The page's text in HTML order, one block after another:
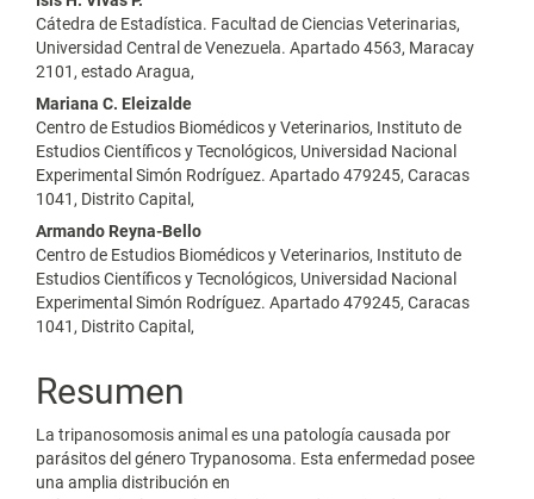
Cátedra de Estadística. Facultad de Ciencias Veterinarias,
Universidad Central de Venezuela. Apartado 4563, Maracay
2101, estado Aragua,
Mariana C. Eleizalde
Centro de Estudios Biomédicos y Veterinarios, Instituto de
Estudios Científicos y Tecnológicos, Universidad Nacional
Experimental Simón Rodríguez. Apartado 479245, Caracas
1041, Distrito Capital,
Armando Reyna-Bello
Centro de Estudios Biomédicos y Veterinarios, Instituto de
Estudios Científicos y Tecnológicos, Universidad Nacional
Experimental Simón Rodríguez. Apartado 479245, Caracas
1041, Distrito Capital,
Resumen
La tripanosomosis animal es una patología causada por
parásitos del género Trypanosoma. Esta enfermedad posee
una amplia distribución en